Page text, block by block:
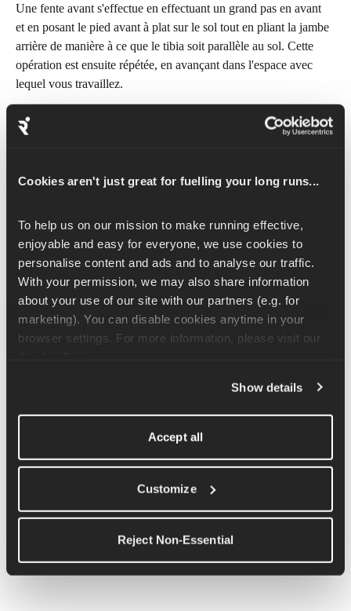
Cookies aren't just great for fuelling your long runs...
To help us on our mission to make running effective,
enjoyable and easy for everyone, we use cookies to
personalise content and ads and to analyse our traffic.
With your permission, we may also share information
about your use of our site with our partners (e.g. for
marketing). You can disable cookies anytime in your
Show details
Accept all
Customize
Reject Non-Essential
Une fente avant s'effectue en effectuant un grand pas en avant
et en posant le pied avant à plat sur le sol tout en pliant la jambe
arrière de manière à ce que le tibia soit parallèle au sol. Cette
opération est ensuite répétée, en avançant dans l'espace avec
lequel vous travaillez.
à ce qu'il reste aligné avec la cheville ou les lacets de la
les épaules alignées avec les hanches. Veuillez regarder devant
vous et contracter vos abdominaux pour garder votre équilibre.
Il est plus facile de terminer chaque fente par un pas ensemble
afin de maintenir l'équilibre et la forme. Toutefois, si vous
souhaitez progresser davantage dans ce mouvement, vous
pouvez continuer à avancer à chaque fente, sans revenir à la
chaque main. Veuillez les tenir avec les bras le long du corps et
les épaules tirées vers le bas et vers l'arrière.